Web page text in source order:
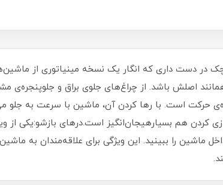
دست داری که انگار یک نسخه مینیاتوری از
اصلش باشد. از چراغ‌های جلوی براق و جلوپنجره‌ی
است. با رها کردن آن، ماشین با سرعت به جلو
کردن هم بسیارهیجان‌انگیز است.درهای بازشو:یکی از
ماشین را ببینید. این ویژگی برای علاقه‌مندان به